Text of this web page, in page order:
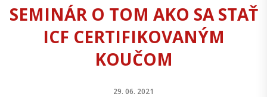
SEMINÁR O TOM AKO SA STAŤ
ICF CERTIFIKOVANÝM
KOUČOM
29. 06. 2021